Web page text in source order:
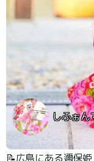
しふぉん
📝広島にある邇保